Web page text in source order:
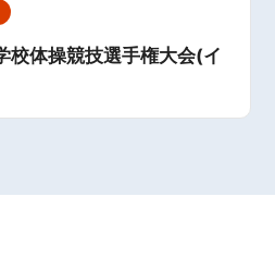
校体操競技選手権大会(イ